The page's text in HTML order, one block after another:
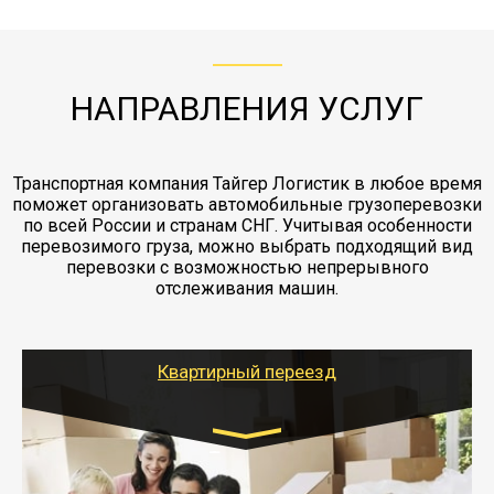
заканчивая выгрузкой в пункте получателя.
НАПРАВЛЕНИЯ УСЛУГ
Транспортная компания Тайгер Логистик в любое время
поможет организовать автомобильные грузоперевозки
по всей России и странам СНГ. Учитывая особенности
перевозимого груза, можно выбрать подходящий вид
перевозки с возможностью непрерывного
отслеживания машин.
Квартирный переезд
Газель: 1,5 и 3 тонны